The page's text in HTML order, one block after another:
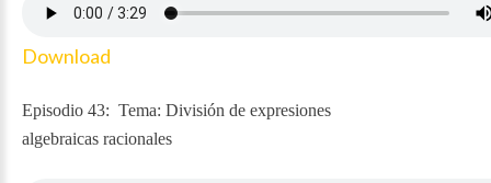
Download
Episodio 43: Tema: División de expresiones
algebraicas racionales